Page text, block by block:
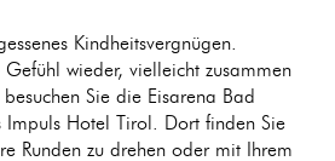
Kindheitsvergnügen.
Gefühl wieder, vielleicht zusammen
Sie die Eisarena Bad
Impuls Hotel Tirol. Dort finden Sie
Runden zu drehen oder mit Ihrem